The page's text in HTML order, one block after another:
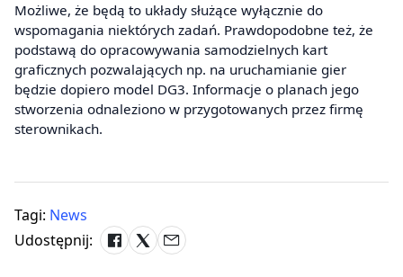
Możliwe, że będą to układy służące wyłącznie do
wspomagania niektórych zadań. Prawdopodobne też, że
podstawą do opracowywania samodzielnych kart
graficznych pozwalających np. na uruchamianie gier
będzie dopiero model DG3. Informacje o planach jego
stworzenia odnaleziono w przygotowanych przez firmę
sterownikach.
Tagi: News
Udostępnij: